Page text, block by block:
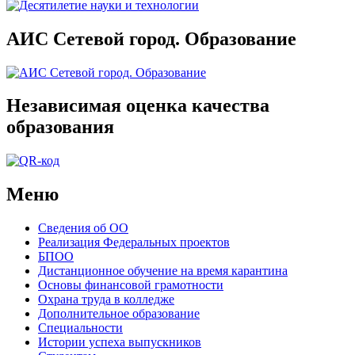
АИС Сетевой город. Образование
Независимая оценка качества
образования
Меню
Сведения об ОО
Реализация Федеральных проектов
БПОО
Дистанционное обучение на время карантина
Основы финансовой грамотности
Охрана труда в колледже
Дополнительное образование
Специальности
Истории успеха выпускников